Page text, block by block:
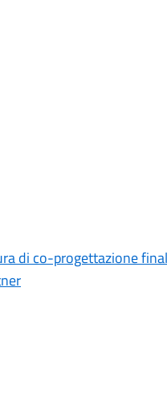
di co-progettazione